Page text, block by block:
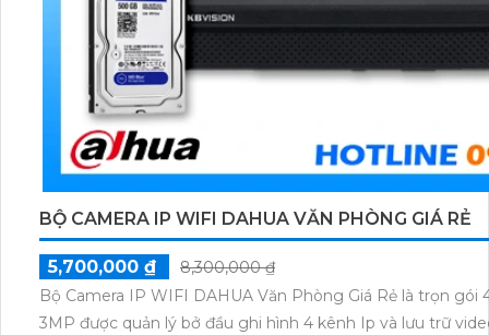
BỘ CAMERA IP WIFI DAHUA VĂN PHÒNG GIÁ RẺ
5,700,000 ₫
8,300,000 ₫
Bộ Camera IP WIFI DAHUA Văn Phòng Giá Rẻ là trọn gói
3MP được quản lý bở đầu ghi hình 4 kênh Ip và lưu trữ